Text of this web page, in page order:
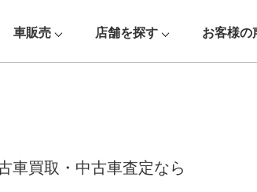
車販売 店舗を探す お客様の
車買取・中古車査定なら